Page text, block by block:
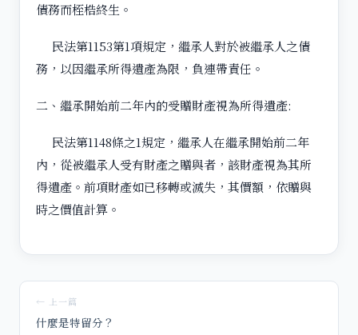
債務而桎梏終生。
民法第1153第1項規定，繼承人對於被繼承人之債
務，以因繼承所得遺產為限，負連帶責任。
二、繼承開始前二年內的受贈財產視為所得遺產:
民法第1148條之1規定，繼承人在繼承開始前二年
內，從被繼承人受有財產之贈與者，該財產視為其所
得遺產。前項財產如已移轉或滅失，其價額，依贈與
時之價值計算。
← 上一篇
什麼是特留分？